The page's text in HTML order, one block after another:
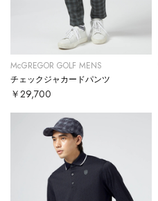
McGREGOR GOLF MENS
チェックジャカードパンツ
￥29,700